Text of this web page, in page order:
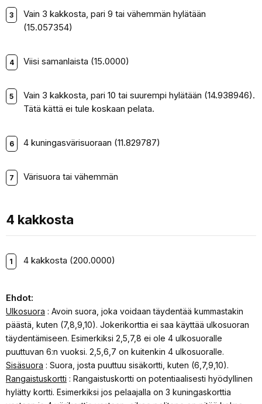
Vain 3 kakkosta, pari 9 tai vähemmän hylätään
(15.057354)
Viisi samanlaista (15.0000)
Vain 3 kakkosta, pari 10 tai suurempi hylätään (14.938946).
Tätä kättä ei tule koskaan pelata.
4 kuningasvärisuoraan (11.829787)
Värisuora tai vähemmän
4 kakkosta
4 kakkosta (200.0000)
Ehdot:
Ulkosuora : Avoin suora, joka voidaan täydentää kummastakin
päästä, kuten (7,8,9,10). Jokerikorttia ei saa käyttää ulkosuoran
täydentämiseen. Esimerkiksi 2,5,7,8 ei ole 4 ulkosuoralle
puuttuvan 6:n vuoksi. 2,5,6,7 on kuitenkin 4 ulkosuoralle.
Sisäsuora : Suora, josta puuttuu sisäkortti, kuten (6,7,9,10).
Rangaistuskortti : Rangaistuskortti on potentiaalisesti hyödyllinen
hylätty kortti. Esimerkiksi jos pelaajalla on 3 kuningaskorttia